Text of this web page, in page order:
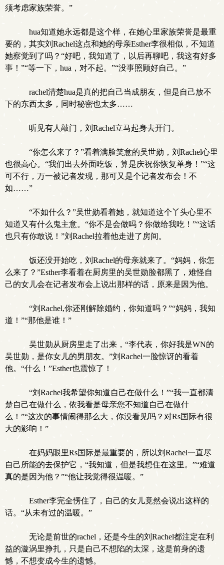
须考虑家族荣誉。”
hua知道她永远都是这个样，在她心里家族荣誉是最重
要的，其实刘Rachel这点和她的母亲Esther李很相似，不知道
她察觉到了吗？“好吧，我知道了，以后再聊吧，我这有好多
事！”“等一下，hua，对不起。”“没事照顾好自己。”
rachel清楚hua是真的把自己当成朋友，但是自己放不
下的东西太多，同时秘密也太多……
听见有人敲门，刘Rachel立马起身去开门。
“你怎么来了？”看着满脸笑意的吴世勋，刘Rachel心里
也很高心。“我们出去外面吃饭，算是庆祝你恢复单身！”“这
可不行，万一被记者发现，那可又是个记者发布会！不
如……”
“不如什么？”吴世勋看着她，就知道这个丫头心里不
知道又有什么鬼主意。“你不是会做吗？你做给我吃！”“这话
也只有你敢说！”刘Rachel拉着他走进了房间。
饭还没开始吃，刘Rachel的母亲就来了。“妈妈，你怎
么来了？”Esther李看着在厨房里的吴世勋脸都黑了，难怪自
己的女儿会在记者发布会上说出那样的话，原来是因为他。
“刘Rachel,你还刚解除婚约，你知道吗？”“妈妈，我知
道！”“那他是谁！”
吴世勋从厨房里走了出来，“李代表，你好我是WN的
吴世勋，是你女儿的男朋友。”刘Rachel一脸惊讶的看着
他。“什么！”Esther也震惊了！
“刘Rachel我希望你知道自己在做什么！”“我一直都清
楚自己在做什么，依我看是母亲您不知道自己在做什
么！”“这次的事情闹得那么大，你没看见吗？对Rs国际有很
大的影响！”
在妈妈眼里Rs国际是最重要的，所以刘Rachel一直尽
自己所能的去保护它，“我知道，但是我想住在这里。”“难道
真的是因为他？”“他让我觉得很温暖。”
Esther李完全愣住了，自己的女儿竟然会说出这样的
话。“从未有过的温暖。”
无论是前世的rachel，还是今生的刘Rachel都注定在利
益的漩涡里挣扎，只是自己不想陷的太深，这是前身的遗
憾，不想变成今生的遗憾。